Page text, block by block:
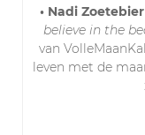
• Nadi Zoetebier
believe in the
van
leven met de